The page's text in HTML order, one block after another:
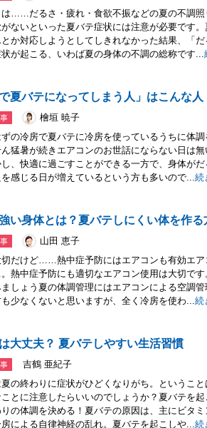
は……だるさ・疲れ・食欲不振などの夏の不調照
ないといった夏バテ症状には注意が必要です
か対応しようとしてしきれなかった結果、「
が起こる、いわば夏の身体の不調の総称です...
で夏バテになってしまう人」はこんな人
檜垣 暁子
の冷房で夏バテに冷房を使っているうちに体
猛暑が続きエアコンのお世話にならない日は
、快適に過ごすことができる一方で、身体が
感じる日が増えているという方も多いので...続
い身体とは？夏バテしにくい体を作る
山田 恵子
だけど……熱中症予防にはエアコンも有効エア
熱中症予防にも適切なエアコン使用は大切です
ましょう夏の体調管理にはエアコンによる空調
も少なくないと思いますが、全く冷房を使わ...続
大丈夫？ 夏バテしやすい生活習慣
吉鶴 亜紀子
の終わりに症状がひどくなりがち。というこ
とに注意したらいいのでしょうか？夏バテを
の体調を決める！夏バテの原因は、主にビタ
による自律神経の乱れ。夏バテを起こしや...続